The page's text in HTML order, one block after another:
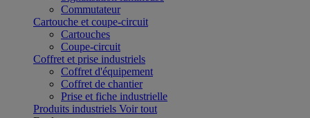
Commutateur
Cartouche et coupe-circuit
Cartouches
Coupe-circuit
Coffret et prise industriels
Coffret d'équipement
Coffret de chantier
Prise et fiche industrielle
Produits industriels Voir tout